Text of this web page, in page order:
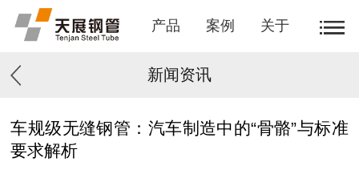
产品 案例 关于
新闻资讯
车规级无缝钢管：汽车制造中的“骨骼”与标准
要求解析